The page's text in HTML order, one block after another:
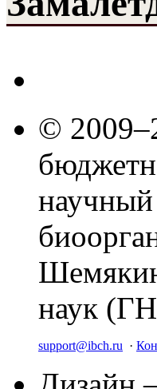
©
наук
support@ibch.ru ·